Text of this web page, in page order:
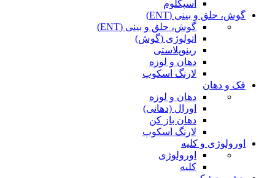
اسپکلوم
گوش، حلق و بینی (ENT)
گوش، حلق و بینی (ENT)
اتولوژی (گوش)
رینوپلاستی
دهان و لوزه
لارنگ اسکوپ
فک و دهان
دهان و لوزه
اورال (دهانی)
دهان باز کن
لارنگ اسکوپ
اورولوژی و کلیه
اورولوژی
کلیه